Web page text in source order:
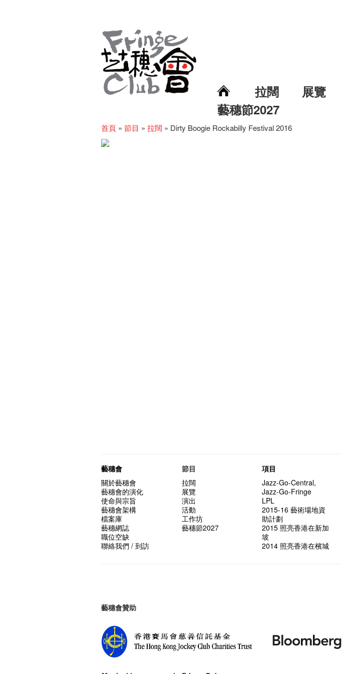
拉闊 展覽
藝穗節2027
首頁 » 節目 » 拉闊 » Dirty Boogie Rockabilly Festival 2016
藝穗會
關於藝穗會
藝穗會的演化
使命與宗旨
藝穗會架構
檔案庫
藝穗網誌
職位空缺
聯絡我們 / 到訪
節目
拉闊
展覽
演出
活動
工作坊
藝穗節2027
項目
Jazz-Go-Central,
Jazz-Go-Fringe
LPL
2015-16 藝術場地資
助計劃
2015 照亮香港在新加
坡
2014 照亮香港在檳城
藝穗會贊助